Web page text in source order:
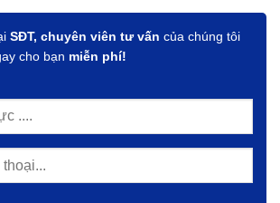
SĐT, chuyên viên tư vấn của chúng tôi
cho bạn miễn phí!